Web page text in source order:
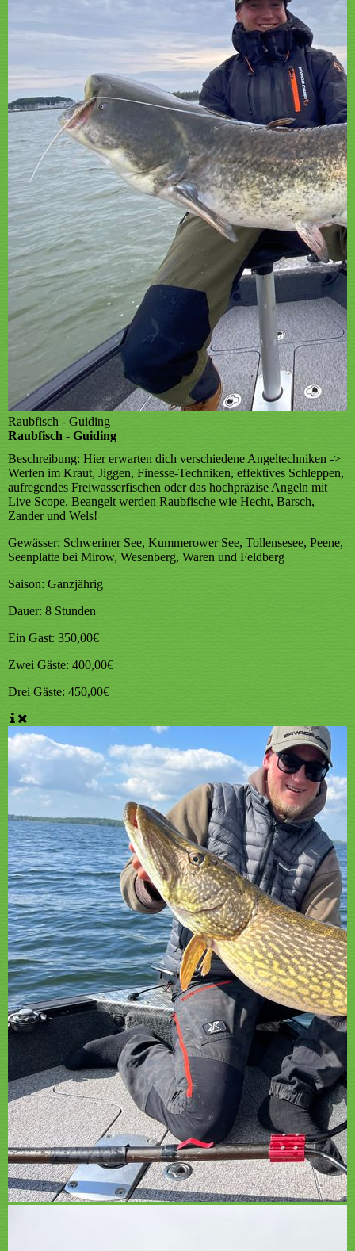
Raubfisch - Guiding
Raubfisch - Guiding
Beschreibung: Hier erwarten dich verschiedene Angeltechniken ->
Werfen im Kraut, Jiggen, Finesse-Techniken, effektives Schleppen,
aufregendes Freiwasserfischen oder das hochpräzise Angeln mit
Live Scope. Beangelt werden Raubfische wie Hecht, Barsch,
Zander und Wels!
Gewässer: Schweriner See, Kummerower See, Tollensesee, Peene,
Seenplatte bei Mirow, Wesenberg, Waren und Feldberg
Saison: Ganzjährig
Dauer: 8 Stunden
Ein Gast: 350,00€
Zwei Gäste: 400,00€
Drei Gäste: 450,00€